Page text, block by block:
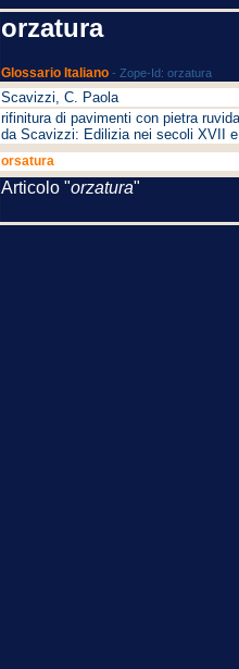
orzatura
Glossario Italiano - Zope-Id: orzatura
Scavizzi, C. Paola
rifinitura di pavimenti con pietra
da Scavizzi: Edilizia nei secoli XVII
orsatura
Articolo "orzatura"